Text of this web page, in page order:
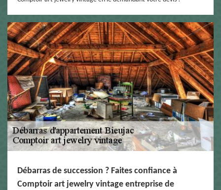
Débarras de succession ? Faites confiance à
Comptoir art jewelry vintage entreprise de